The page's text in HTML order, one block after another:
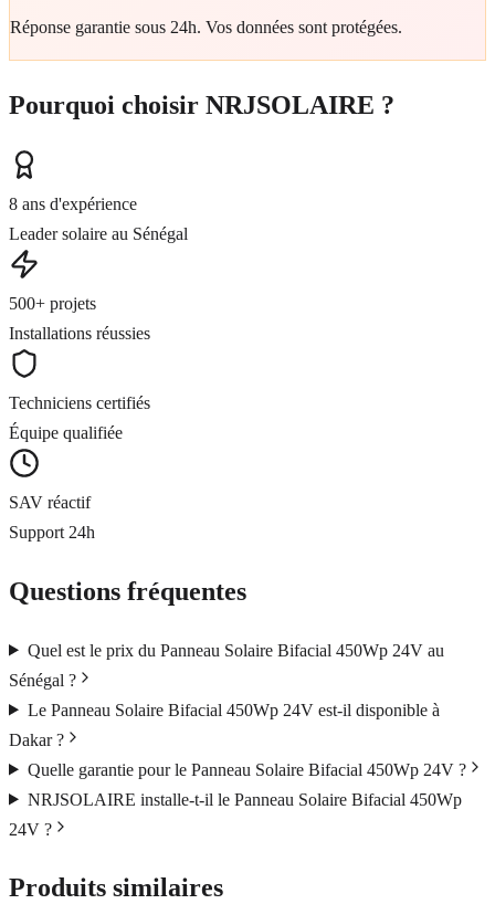
Réponse garantie sous 24h. Vos données sont protégées.
Pourquoi choisir NRJSOLAIRE ?
8 ans d'expérience
Leader solaire au Sénégal
500+ projets
Installations réussies
Techniciens certifiés
Équipe qualifiée
SAV réactif
Support 24h
Questions fréquentes
Quel est le prix du Panneau Solaire Bifacial 450Wp 24V au
Sénégal ?
Le Panneau Solaire Bifacial 450Wp 24V est-il disponible à
Dakar ?
Quelle garantie pour le Panneau Solaire Bifacial 450Wp 24V ?
NRJSOLAIRE installe-t-il le Panneau Solaire Bifacial 450Wp
24V ?
Produits similaires